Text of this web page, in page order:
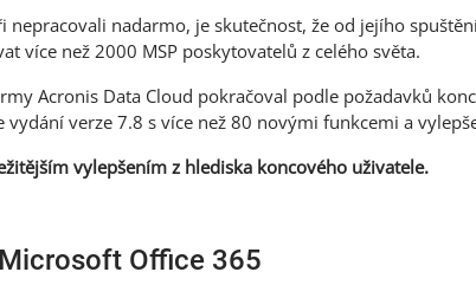
nadarmo, je skutečnost, že od jejího
více než 2000 MSP poskytovatelů z celého světa.
Acronis Data Cloud pokračoval podle požadavků
verze 7.8 s více než 80 novými funkcemi a
vylepšením z hlediska koncového uživatele.
Office 365